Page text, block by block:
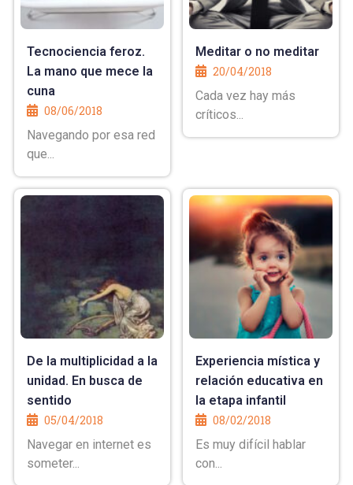
Tecnociencia feroz.
La mano que mece la
cuna
08/06/2018
Navegando por esa red
que...
Meditar o no meditar
20/04/2018
Cada vez hay más
críticos...
De la multiplicidad a la
unidad. En busca de
sentido
05/04/2018
Navegar en internet es
someter...
Experiencia mística y
relación educativa en
la etapa infantil
08/02/2018
Es muy difícil hablar
con...